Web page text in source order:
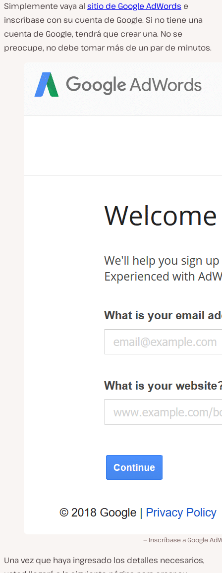
Simplemente vaya al sitio de Google AdWords e
inscríbase con su cuenta de Google. Si no tiene una
cuenta de Google, tendrá que crear una. No se
preocupe, no debe tomar más de un par de minutos.
Inscríbase a Google
Una vez que haya ingresado los detalles necesarios,